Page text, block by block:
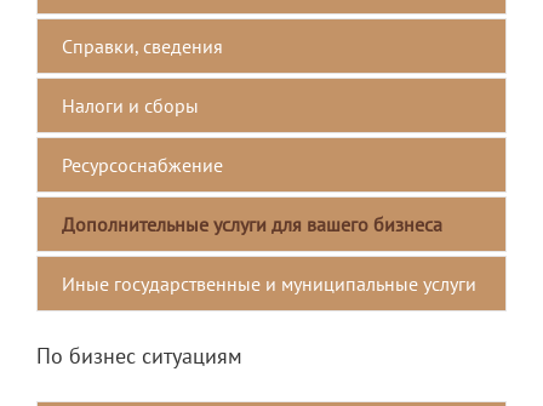
Справки, сведения
Налоги и сборы
Ресурсоснабжение
Дополнительные услуги для вашего бизнеса
Иные государственные и муниципальные услуги
По бизнес ситуациям